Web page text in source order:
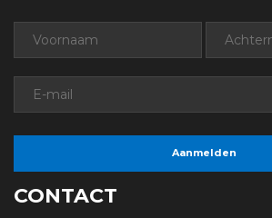
CONTACT